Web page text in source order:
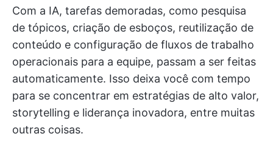
Com a IA, tarefas demoradas, como pesquisa
de tópicos, criação de esboços, reutilização de
conteúdo e configuração de fluxos de trabalho
operacionais para a equipe, passam a ser feitas
automaticamente. Isso deixa você com tempo
para se concentrar em estratégias de alto valor,
storytelling e liderança inovadora, entre muitas
outras coisas.